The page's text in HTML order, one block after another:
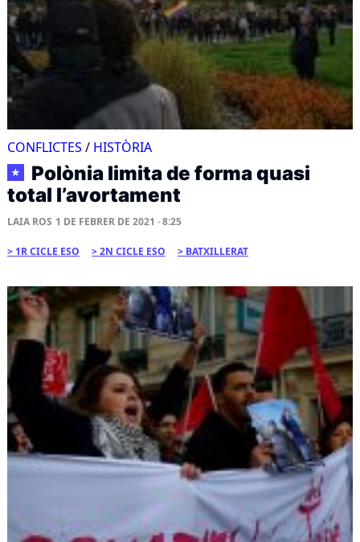
CONFLICTES / HISTÒRIA
★
Polònia limita de forma quasi
total l’avortament
LAIA ROS 1 DE FEBRER DE 2021 · 8:25
1R CICLE ESO 2N CICLE ESO BATXILLERAT